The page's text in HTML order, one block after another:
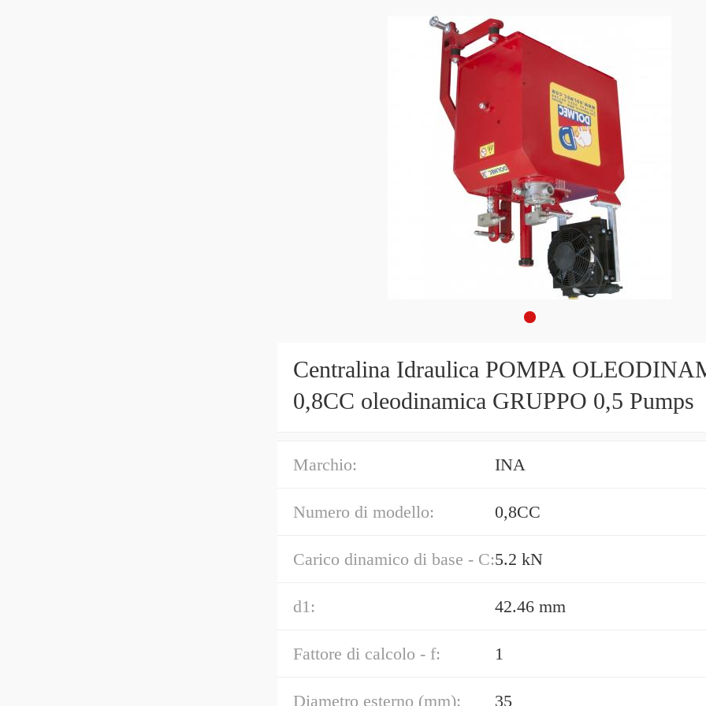
Centralina Idraulica POMPA
0,8CC oleodinamica GRUPPO 0,5 Pumps
Marchio: INA
Numero di modello: 0,8CC
Carico dinamico di base - C:5.2 kN
d1: 42.46 mm
Fattore di calcolo - f: 1
Diametro esterno (mm): 35